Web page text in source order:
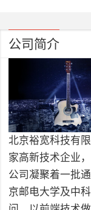
公司简介
北京裕宽科技有
家高新技术企业
公司凝聚着一批
京邮电大学及中